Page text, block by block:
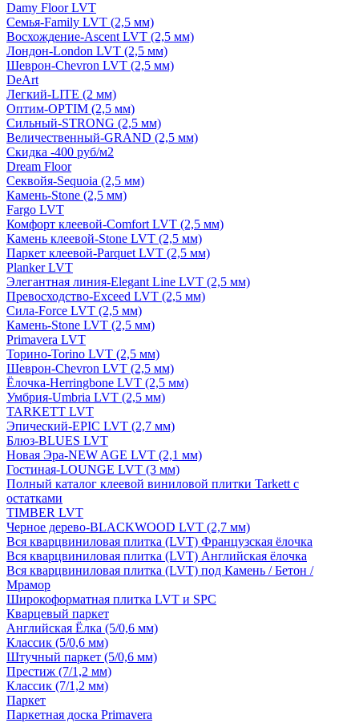
Damy Floor LVT
Семья-Family LVT (2,5 мм)
Восхождение-Ascent LVT (2,5 мм)
Лондон-London LVT (2,5 мм)
Шеврон-Chevron LVT (2,5 мм)
DeArt
Легкий-LITE (2 мм)
Оптим-OPTIM (2,5 мм)
Сильный-STRONG (2,5 мм)
Величественный-GRAND (2,5 мм)
Скидка -400 руб/м2
Dream Floor
Секвойя-Sequoia (2,5 мм)
Камень-Stone (2,5 мм)
Fargo LVT
Комфорт клеевой-Comfort LVT (2,5 мм)
Камень клеевой-Stone LVT (2,5 мм)
Паркет клеевой-Parquet LVT (2,5 мм)
Planker LVT
Элегантная линия-Elegant Line LVT (2,5 мм)
Превосходство-Exceed LVT (2,5 мм)
Сила-Force LVT (2,5 мм)
Камень-Stone LVT (2,5 мм)
Primavera LVT
Торино-Torino LVT (2,5 мм)
Шеврон-Chevron LVT (2,5 мм)
Ёлочка-Herringbone LVT (2,5 мм)
Умбрия-Umbria LVT (2,5 мм)
TARKETT LVT
Эпический-EPIC LVT (2,7 мм)
Блюз-BLUES LVT
Новая Эра-NEW AGE LVT (2,1 мм)
Гостиная-LOUNGE LVT (3 мм)
Полный каталог клеевой виниловой плитки Tarkett с
остатками
TIMBER LVT
Черное дерево-BLACKWOOD LVT (2,7 мм)
Вся кварцвиниловая плитка (LVT) Французская ёлочка
Вся кварцвиниловая плитка (LVT) Английская ёлочка
Вся кварцвиниловая плитка (LVT) под Камень / Бетон /
Мрамор
Широкоформатная плитка LVT и SPC
Кварцевый паркет
Английская Ёлка (5/0,6 мм)
Классик (5/0,6 мм)
Штучный паркет (5/0,6 мм)
Престиж (7/1,2 мм)
Классик (7/1,2 мм)
Паркет
Паркетная доска Primavera